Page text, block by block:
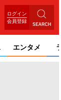
ログイン
会員登録
エンタメ